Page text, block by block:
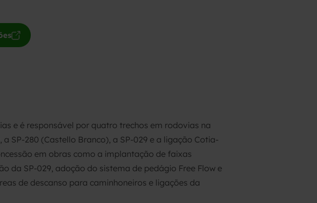
e é responsável por quatro trechos em rodovias na
SP-280 (Castello Branco), a SP-029 e a ligação Cotia-
em obras como a implantação de faixas
da SP-029, adoção do sistema de pedágio Free Flow e
de descanso para caminhoneiros e ligações da